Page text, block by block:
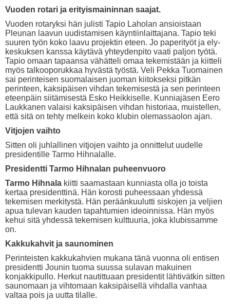
Vuoden rotari ja erityismaininnan saajat.
Vuoden rotaryksi hän julisti Tapio Laholan ansioistaan
Pleunan laavun uudistamisen käyntiinlaittajana. Tapio teki
suuren työn koko laavu projektin eteen. Jo paperityöt ja ely-
keskuksen kanssa käytävä yhteydenpito vaati paljon työtä.
Tapio omaan tapaansa vähätteli omaa tekemistään ja kiitteli
myös talkooporukkaa hyvästä työstä. Veli Pekka Tuomainen
sai perinteisen suomalaisen juoman kiitokseksi pitkän
perinteen, kaksipäisen vihdan tekemisestä ja sen perinteen
eteenpäin siitämisestä Esko Heikkiselle. Kunniajäsen Eero
Laukkanen valaisi kaksipäisen vihdan historiaa, muistellen,
että sitä on tehty melkein koko klubin olemassaolon ajan.
Vitjojen vaihto
Sitten oli juhlallinen vitjojen vaihto ja onnittelut uudelle
presidentille Tarmo Hihnalalle.
Presidentti Tarmo Hihnalan puheenvuoro
Tarmo Hihnala kiitti saamastaan kunniasta olla jo toista
kertaa presidenttinä. Hän korosti puheessaan yhdessä
tekemisen merkitystä. Hän peräänkuulutti siskojen ja veljien
apua tulevan kauden tapahtumien ideoinnissa. Hän myös
kehui sitä yhdessä tekemisen kulttuuria, joka klubissamme
on.
Kakkukahvit ja saunominen
Perinteisten kakkukahvien mukana tänä vuonna oli entisen
presidentti Jounin tuoma suussa sulavan makuinen
konjakkipullo. Herkut nautittuaan presidentit lähtivätkin sitten
saunomaan ja vihtomaan kaksipäisellä vihdalla vanhaa
valtaa pois ja uutta tilalle.